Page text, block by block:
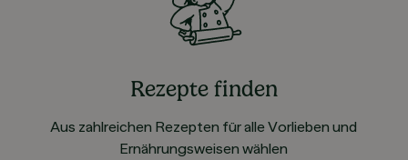
Rezepte finden
Aus zahlreichen Rezepten für alle Vorlieben und
Ernährungsweisen wählen